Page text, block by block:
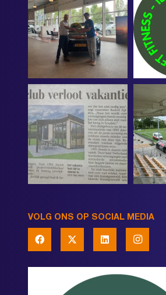
VOLG ONS OP SOCIAL MEDIA